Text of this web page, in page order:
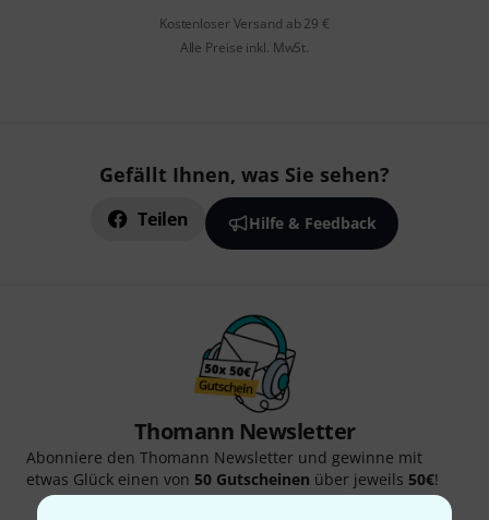
Kostenloser Versand ab 29 €
Alle Preise inkl. MwSt.
Gefällt Ihnen, was Sie sehen?
Teilen Hilfe & Feedback
Thomann Newsletter
Abonniere den Thomann Newsletter und gewinne mit
etwas Glück einen von 50 Gutscheinen über jeweils 50€!
Thomann Insights